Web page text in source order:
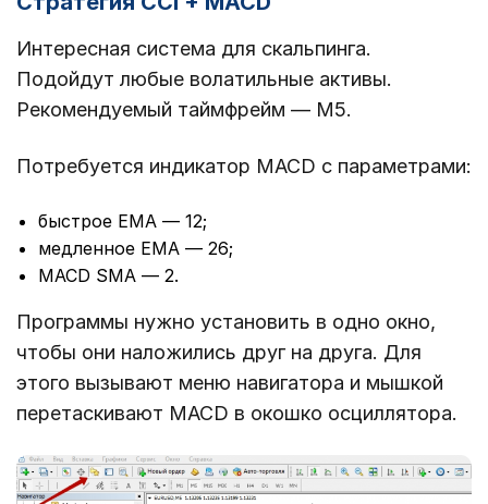
Интересная система для скальпинга.
Подойдут любые волатильные активы.
Рекомендуемый таймфрейм ― М5.
Потребуется индикатор MACD с параметрами:
быстрое ЕМА ― 12;
медленное ЕМА ― 26;
MACD SMA ― 2.
Программы нужно установить в одно окно,
чтобы они наложились друг на друга. Для
этого вызывают меню навигатора и мышкой
перетаскивают MACD в окошко осциллятора.